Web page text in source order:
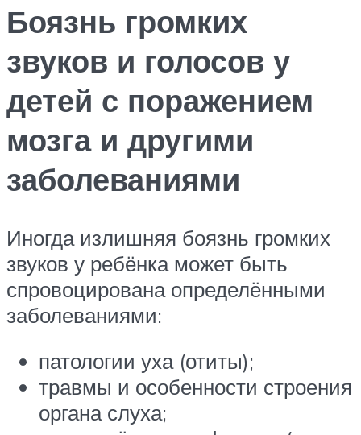
Боязнь громких
звуков и голосов у
детей с поражением
мозга и другими
заболеваниями
Иногда излишняя боязнь громких
звуков у ребёнка может быть
спровоцирована определёнными
заболеваниями:
патологии уха (отиты);
травмы и особенности строения
органа слуха;